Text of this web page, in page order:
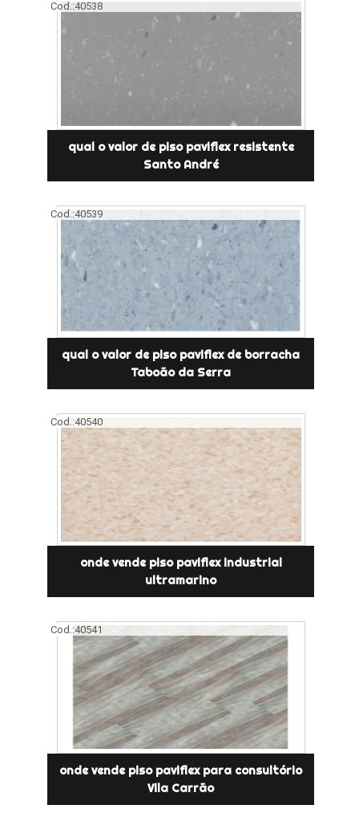
Cod.:40538
qual o valor de piso paviflex resistente
Santo André
Cod.:40539
qual o valor de piso paviflex de borracha
Taboão da Serra
Cod.:40540
onde vende piso paviflex industrial
ultramarino
Cod.:40541
onde vende piso paviflex para consultório
Vila Carrão